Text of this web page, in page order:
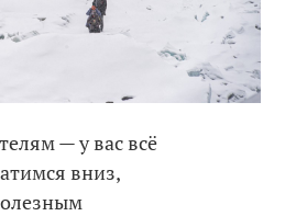
— у вас всё
вниз,